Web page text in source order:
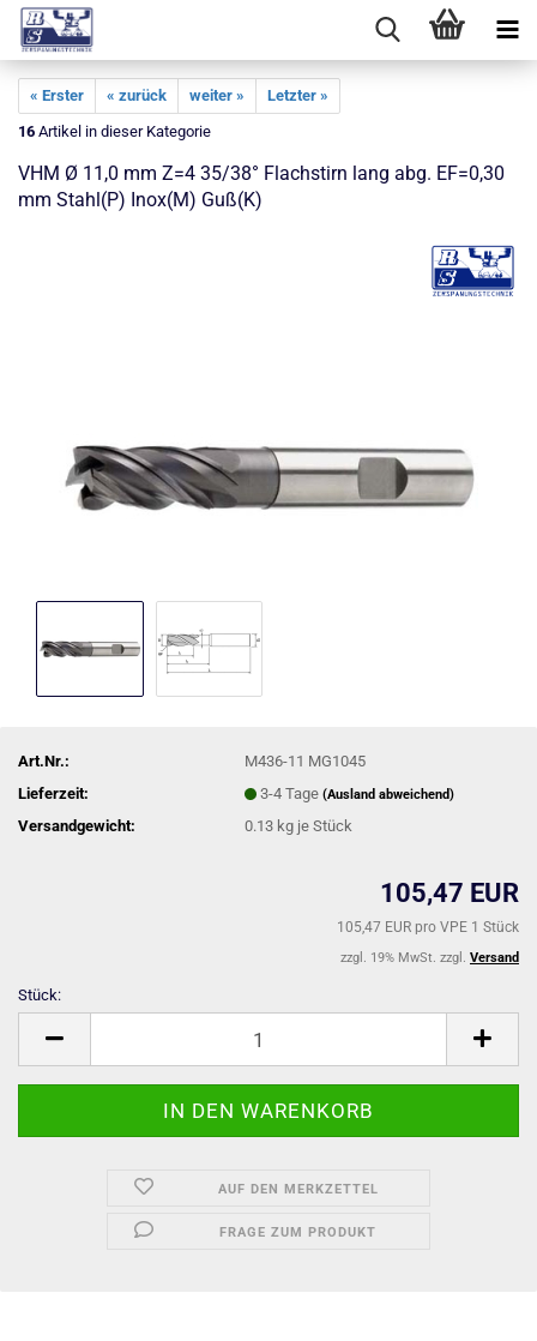
« Erster « zurück weiter »
Letzter »
16 Artikel in dieser Kategorie
VHM Ø 11,0 mm Z=4 35/38° Flachstirn lang abg. EF=0,30
mm Stahl(P) Inox(M) Guß(K)
Art.Nr.:
M436-11 MG1045
Lieferzeit:
3-4 Tage(Ausland abweichend)
Versandgewicht: 0.13 kg je Stück
105,47 EUR
105,47 EUR pro VPE 1 Stück
zzgl. 19% MwSt. zzgl. Versand
Stück:
AUF DEN MERKZETTEL
FRAGE ZUM PRODUKT